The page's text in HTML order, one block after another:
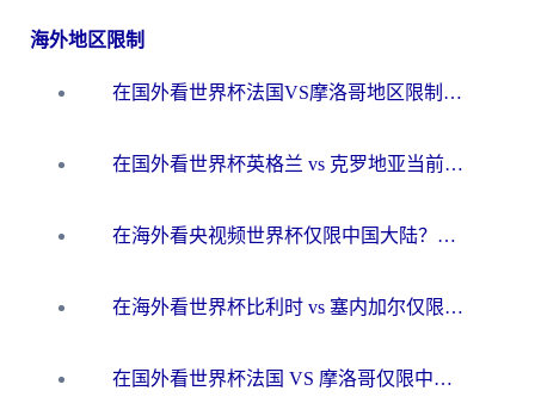
海外地区限制
在国外看世界杯法国VS摩洛哥地区限制？这篇指南让你流畅看中文解说无压力
在国外看世界杯英格兰 vs 克罗地亚当前地区不可播放？这篇指南帮你搞定所有海外观赛难题
在海外看央视频世界杯仅限中国大陆？这篇指南帮你解锁中文解说+无卡顿直播
在海外看世界杯比利时 vs 塞内加尔仅限中国大陆？我找到了最流畅的中文解说之路
在国外看世界杯法国 VS 摩洛哥仅限中国大陆？海外党这样看中文解说赛事不卡顿